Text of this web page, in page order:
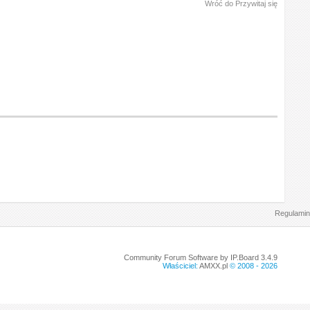
Wróć do Przywitaj się
Regulamin
Community Forum Software by IP.Board 3.4.9
Właściciel: AMXX.pl© 2008 - 2026